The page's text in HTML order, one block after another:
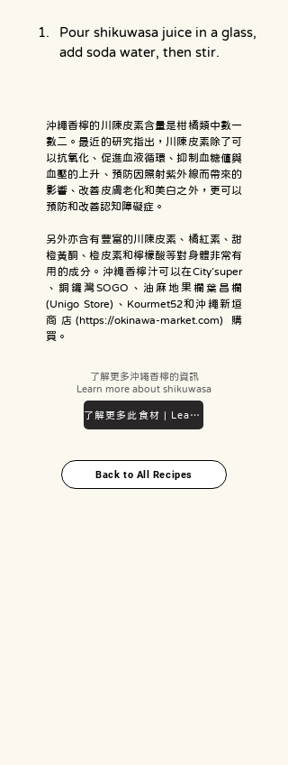
Pour shikuwasa juice in a glass,
add soda water, then stir.
沖繩香檸的川陳皮素含量是柑橘類中數一
數二。最近的研究指出，川陳皮素除了可
以抗氧化、促進血液循環、抑制血糖值與
血壓的上升、預防因照射紫外線而帶來的
影響、改善皮膚老化和美白之外，更可以
預防和改善認知障礙症。
另外亦含有豐富的川陳皮素、橘紅素、甜
橙黃酮、橙皮素和檸檬酸等對身體非常有
用的成分。沖繩香檸汁可以在City’super
、銅鑼灣SOGO、油麻地果欄葉昌欄
(Unigo Store)、Kourmet52和沖繩新垣
商店(https://okinawa-market.com) 購
買。
了解更多沖繩香檸的資訊
Learn more about shikuwasa
了解更多此食材 | Learn more
Back to All Recipes